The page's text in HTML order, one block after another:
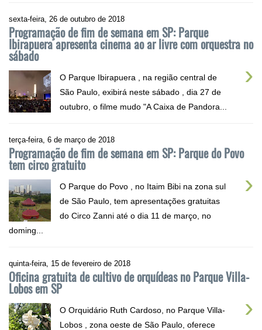
sexta-feira, 26 de outubro de 2018
Programação de fim de semana em SP: Parque
Ibirapuera apresenta cinema ao ar livre com orquestra no
sábado
›
O Parque Ibirapuera , na região central de
São Paulo, exibirá neste sábado , dia 27 de
outubro, o filme mudo "A Caixa de Pandora...
terça-feira, 6 de março de 2018
Programação de fim de semana em SP: Parque do Povo
tem circo gratuito
›
O Parque do Povo , no Itaim Bibi na zona sul
de São Paulo, tem apresentações gratuitas
do Circo Zanni até o dia 11 de março, no
doming...
quinta-feira, 15 de fevereiro de 2018
Oficina gratuita de cultivo de orquídeas no Parque Villa-
Lobos em SP
›
O Orquidário Ruth Cardoso, no Parque Villa-
Lobos , zona oeste de São Paulo, oferece